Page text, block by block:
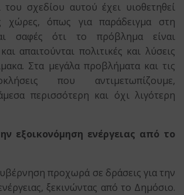
σχεδίου αυτού έχει υιοθετηθεί
χώρες, όπως για παράδειγμα στη
σαφές ότι το πρόβλημα είναι
απαιτούνται πολιτικές και λύσεις
Στα μεγάλα προβλήματα και τις
που αντιμετωπίζουμε,
περισσότερη και όχι λιγότερη
εξοικονόμηση ενέργειας από το
προχωρά σε δράσεις για την
ξεκινώντας από το Δημόσιο.